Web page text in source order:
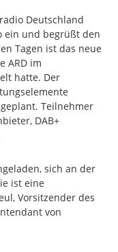
Deutschland
ein und begrüßt den
Tagen ist das neue
ARD im
hatte. Der
Teilnehmer
DAB+
sich an der
ist eine
Vorsitzender des
von